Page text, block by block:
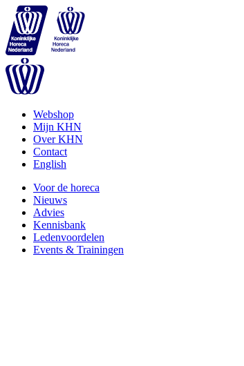
Webshop
Mijn KHN
Over KHN
Contact
English
Voor de horeca
Nieuws
Advies
Kennisbank
Ledenvoordelen
Events & Trainingen